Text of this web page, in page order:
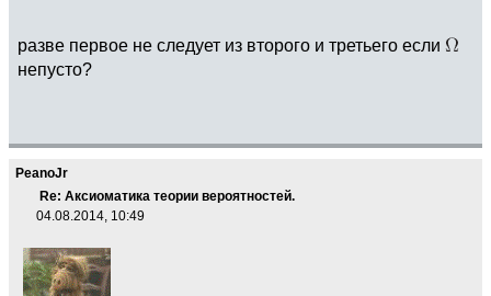
разве первое не следует из второго и третьего если
непусто?
PeanoJr
Re: Аксиоматика теории вероятностей.
04.08.2014, 10:49